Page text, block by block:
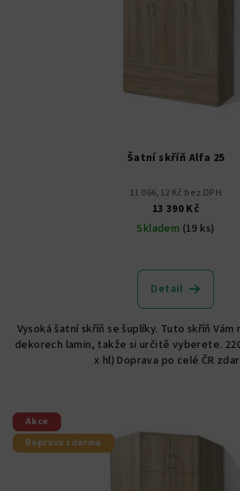
Šatní skříň Alfa 25
11 066,12 Kč bez DPH
13 390 Kč
Skladem (19 ks)
Detail
Vysoká šatní skříň se šuplíky. Tuto skříň
dekorech lamin, takže si určitě vyberete.
x hl) Doprava po celé ČR
Akce
Doprava zdarma